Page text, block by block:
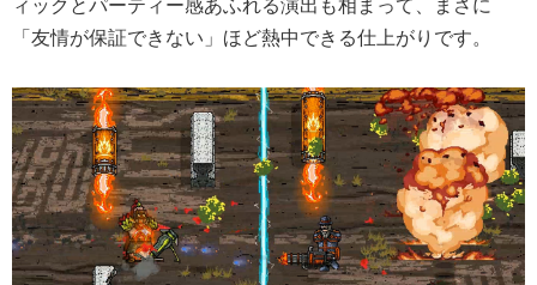
「友情が保証できない」ほど熱中できる仕上がりです。